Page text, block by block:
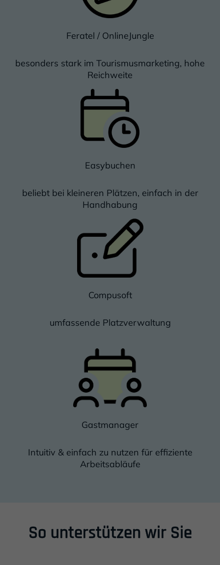
Feratel / OnlineJungle
besonders stark im Tourismusmarketing, hohe
Reichweite
Easybuchen
beliebt bei kleineren Plätzen, einfach in der
Handhabung
Compusoft
umfassende Platzverwaltung
Bild: Gastmanager
Gastmanager
Intuitiv & einfach zu nutzen für effiziente
Arbeitsabläufe
Einleitung
So unterstützen wir Sie